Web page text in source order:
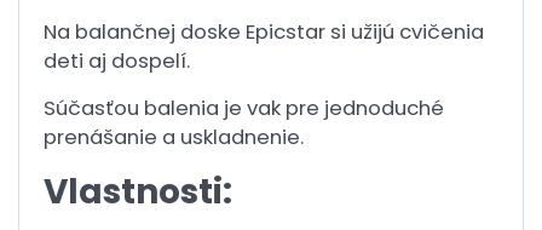
Na balančnej doske Epicstar si užijú cvičenia
deti aj dospelí.
Súčasťou balenia je vak pre jednoduché
prenášanie a uskladnenie.
Vlastnosti: